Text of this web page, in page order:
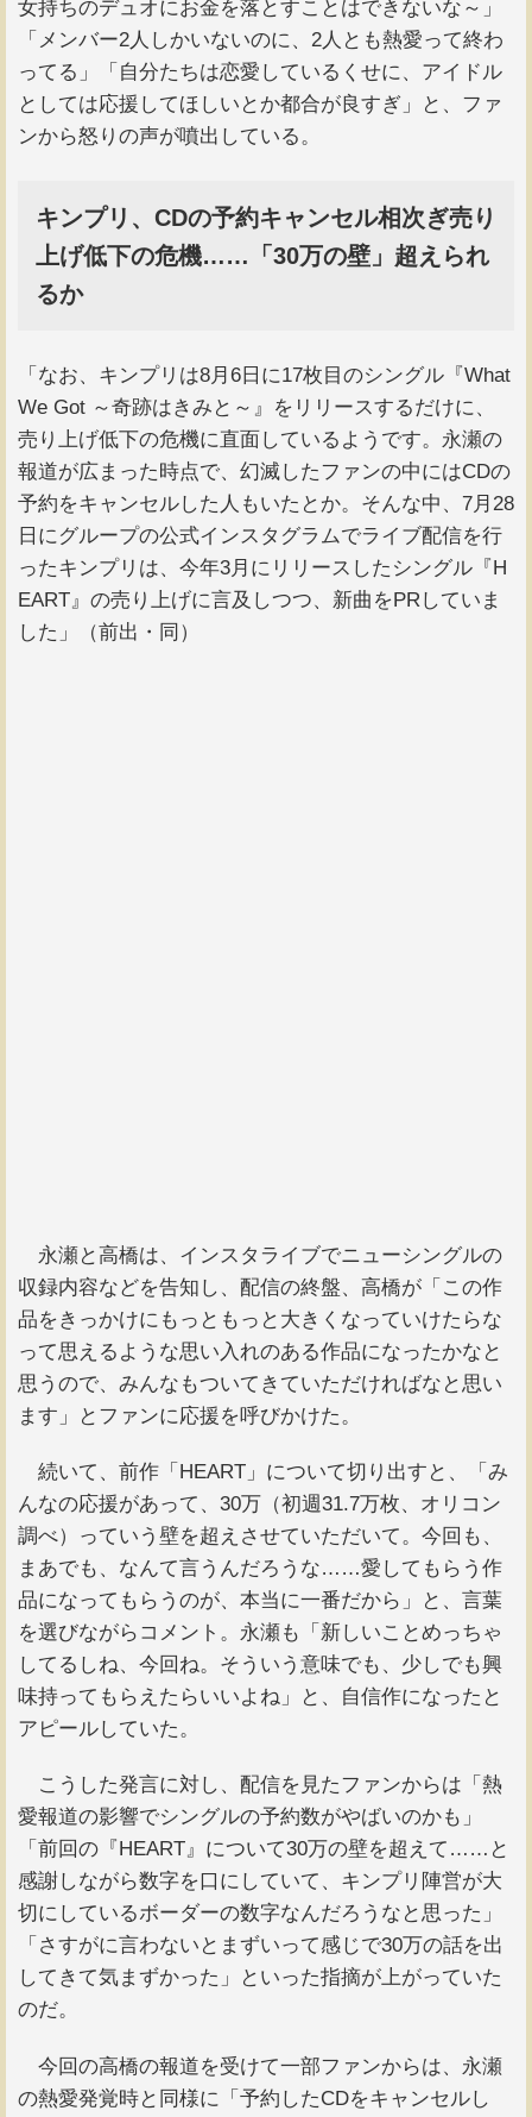
女持ちのデュオにお金を落とすことはできないな～」
「メンバー2人しかいないのに、2人とも熱愛って終わ
ってる」「自分たちは恋愛しているくせに、アイドル
としては応援してほしいとか都合が良すぎ」と、ファ
ンから怒りの声が噴出している。
キンプリ、CDの予約キャンセル相次ぎ売り
上げ低下の危機……「30万の壁」超えられ
るか
「なお、キンプリは8月6日に17枚目のシングル『What
We Got ～奇跡はきみと～』をリリースするだけに、
売り上げ低下の危機に直面しているようです。永瀬の
報道が広まった時点で、幻滅したファンの中にはCDの
予約をキャンセルした人もいたとか。そんな中、7月28
日にグループの公式インスタグラムでライブ配信を行
ったキンプリは、今年3月にリリースしたシングル『H
EART』の売り上げに言及しつつ、新曲をPRしていま
した」（前出・同）
永瀬と高橋は、インスタライブでニューシングルの
収録内容などを告知し、配信の終盤、高橋が「この作
品をきっかけにもっともっと大きくなっていけたらな
って思えるような思い入れのある作品になったかなと
思うので、みんなもついてきていただければなと思い
ます」とファンに応援を呼びかけた。
続いて、前作「HEART」について切り出すと、「み
んなの応援があって、30万（初週31.7万枚、オリコン
調べ）っていう壁を超えさせていただいて。今回も、
まあでも、なんて言うんだろうな……愛してもらう作
品になってもらうのが、本当に一番だから」と、言葉
を選びながらコメント。永瀬も「新しいことめっちゃ
してるしね、今回ね。そういう意味でも、少しでも興
味持ってもらえたらいいよね」と、自信作になったと
アピールしていた。
こうした発言に対し、配信を見たファンからは「熱
愛報道の影響でシングルの予約数がやばいのかも」
「前回の『HEART』について30万の壁を超えて……と
感謝しながら数字を口にしていて、キンプリ陣営が大
切にしているボーダーの数字なんだろうなと思った」
「さすがに言わないとまずいって感じで30万の話を出
してきて気まずかった」といった指摘が上がっていた
のだ。
今回の高橋の報道を受けて一部ファンからは、永瀬
の熱愛発覚時と同様に「予約したCDをキャンセルし